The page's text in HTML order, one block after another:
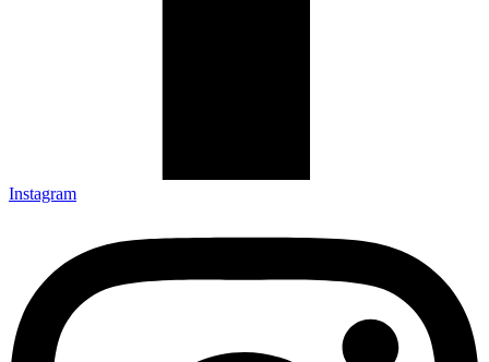
Instagram